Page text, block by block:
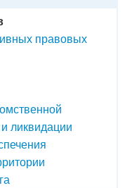
правовых
ликвидации